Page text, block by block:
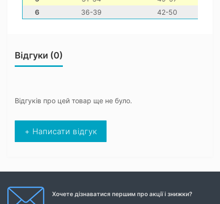
6
36-39 42-50
Відгуки (0)
Відгуків про цей товар ще не було.
+ Написати відгук
Хочете дізнаватися першим про акції і знижки?